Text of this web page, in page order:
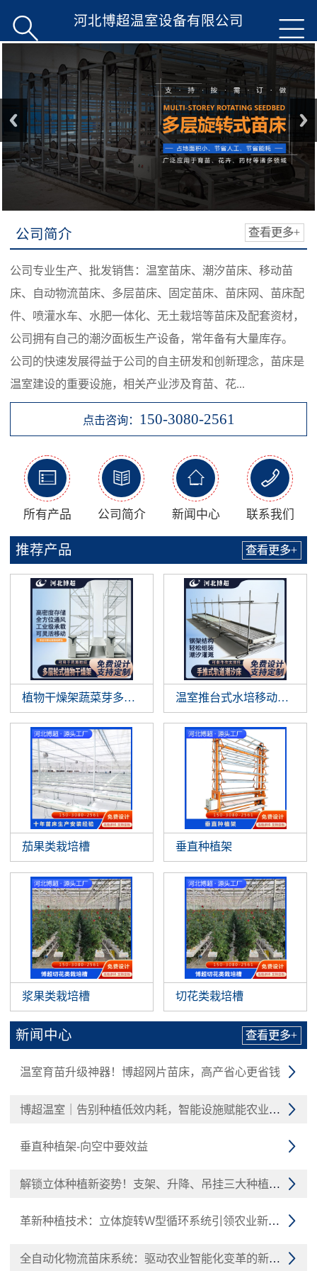

 河北博超温室设备有限公司
公司简介 查看更多+
公司专业生产、批发销售：温室苗床、潮汐苗床、移动苗
床、自动物流苗床、多层苗床、固定苗床、苗床网、苗床配
件、喷灌水车、水肥一体化、无土栽培等苗床及配套资材，
公司拥有自己的潮汐面板生产设备，常年备有大量库存。
公司的快速发展得益于公司的自主研发和创新理念，苗床是
温室建设的重要设施，相关产业涉及育苗、花...
点击咨询： 150-3080-2561

所有产品

公司简介

新闻中心

联系我们
推荐产品 查看更多+
植物干燥架蔬菜芽多层垂直悬挂植物晾温室推台式水培移动作物支
茄果类栽培槽 垂直种植架
浆果类栽培槽 切花类栽培槽
新闻中心 查看更多+

温室育苗升级神器！博超网片苗床，高产省心更省钱

博超温室｜告别种植低效内耗，智能设施赋能农业增收

垂直种植架-向空中要效益

解锁立体种植新姿势！支架、升降、吊挂三大种植槽技术

革新种植技术：立体旋转W型循环系统引领农业新潮流

全自动化物流苗床系统：驱动农业智能化变革的新引擎